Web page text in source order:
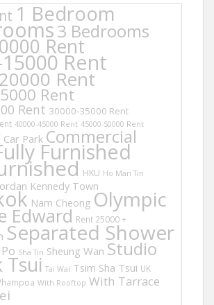
1 Bedroom
3 Bedrooms
Rent
Rent
Rent
Rent
Rent 30000-35000 Rent
40000-45000 Rent 45000-50000 Rent
Car Park Commercial
Furnished
HKU Ho Man Tin
Kennedy Town
Nam Cheong Olympic
Edward Rent 25000 +
Separated Shower
Sha Tin Sheung Wan Studio
Tsui Tai Wai Tsim Sha Tsui UK
With Rooftop With Tarrace